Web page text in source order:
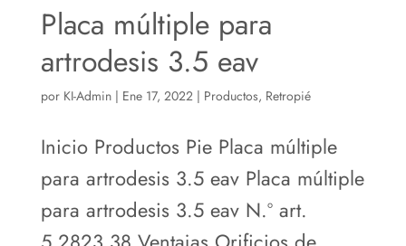
Placa múltiple para
artrodesis 3.5 eav
por KI-Admin| Ene 17, 2022| Productos, Retropié
Inicio Productos Pie Placa múltiple
para artrodesis 3.5 eav Placa múltiple
para artrodesis 3.5 eav N.º art.